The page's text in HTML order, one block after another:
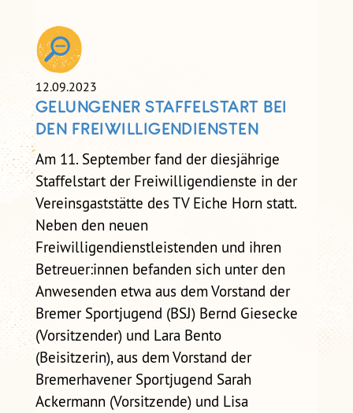
SELBSTCHECK PRÄVENTION
SEXUALISIERTER GEWALT IM
VEREIN
12.09.2023
GELUNGENER STAFFELSTART BEI
DEN FREIWILLIGENDIENSTEN
Am 11. September fand der diesjährige
Staffelstart der Freiwilligendienste in der
Vereinsgaststätte des TV Eiche Horn statt.
Neben den neuen
Freiwilligendienstleistenden und ihren
Betreuer:innen befanden sich unter den
Anwesenden etwa aus dem Vorstand der
Bremer Sportjugend (BSJ) Bernd Giesecke
(Vorsitzender) und Lara Bento
(Beisitzerin), aus dem Vorstand der
Bremerhavener Sportjugend Sarah
Ackermann (Vorsitzende) und Lisa